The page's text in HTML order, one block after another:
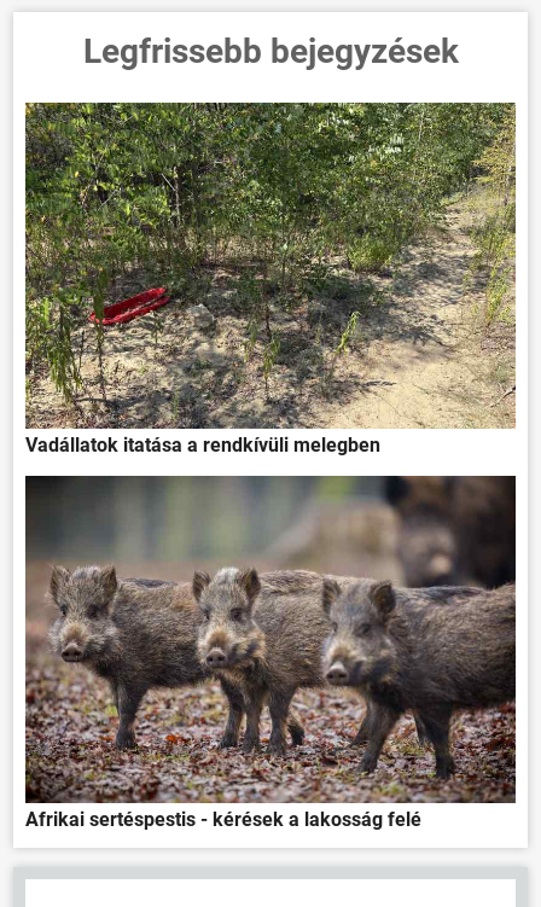
Legfrissebb bejegyzések
Vadállatok itatása a rendkívüli melegben
Afrikai sertéspestis - kérések a lakosság felé